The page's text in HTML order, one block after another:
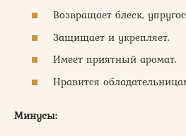
Возвращает блеск,
Защищает и укрепляет.
Имеет приятный аромат.
Нравится
Минусы: